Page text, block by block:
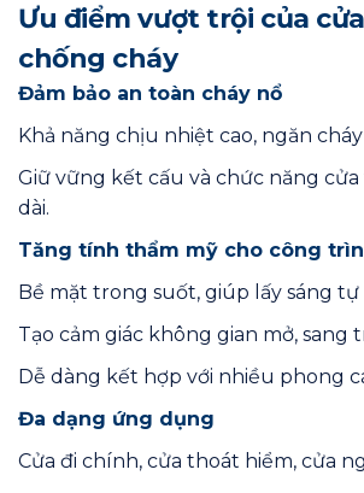
Ưu điểm vượt trội của
chống cháy
Đảm bảo an toàn cháy nổ
Khả năng chịu nhiệt cao, ngăn
Giữ vững kết cấu và chức năng
dài.
Tăng tính thẩm mỹ cho công
Bề mặt trong suốt, giúp lấy sáng tự
Tạo cảm giác không gian mở, sang
Dễ dàng kết hợp với nhiều phong
Đa dạng ứng dụng
Cửa đi chính, cửa thoát hiểm, cửa